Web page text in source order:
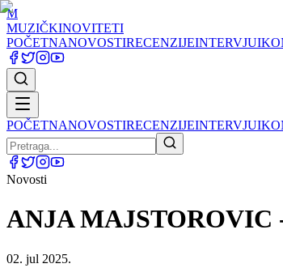
M
MUZIČKINOVITETI
POČETNANOVOSTIRECENZIJEINTERVJUI
POČETNANOVOSTIRECENZIJEINTERVJUI
Novosti
ANJA
02. jul 2025.